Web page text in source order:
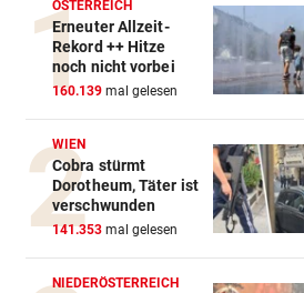
brauchen Geduld
„KRONE“-KOMMENTAR vor
Das Märchen der deutschen
ÖSTERREICH
Erneuter Allzeit-
Rekord ++ Hitze
noch nicht vorbei
160.139 mal gelesen
WIEN
Cobra stürmt
Dorotheum, Täter ist
verschwunden
141.353 mal gelesen
NIEDERÖSTERREICH